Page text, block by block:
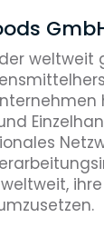
weltweit